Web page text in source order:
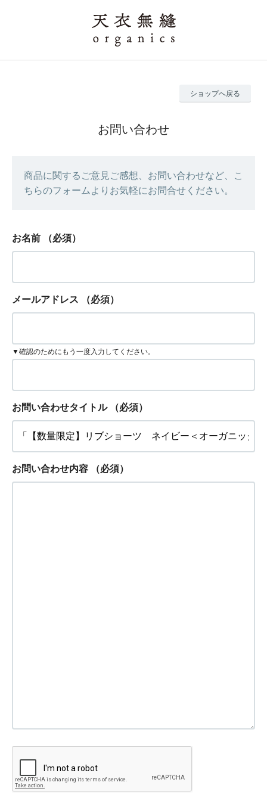
ショップへ戻る
お問い合わせ
商品に関するご意見ご感想、お問い合わせなど、こ
ちらのフォームよりお気軽にお問合せください。
お名前 （必須）
メールアドレス （必須）
▼確認のためにもう一度入力してください。
お問い合わせタイトル （必須）
お問い合わせ内容 （必須）